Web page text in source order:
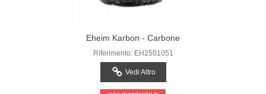
Eheim Karbon - Carbone
Riferimento: EH2501051
Vedi Altro